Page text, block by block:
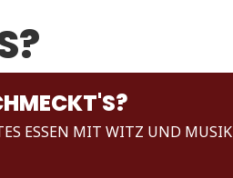
ESSEN MIT WITZ UND MUSIK